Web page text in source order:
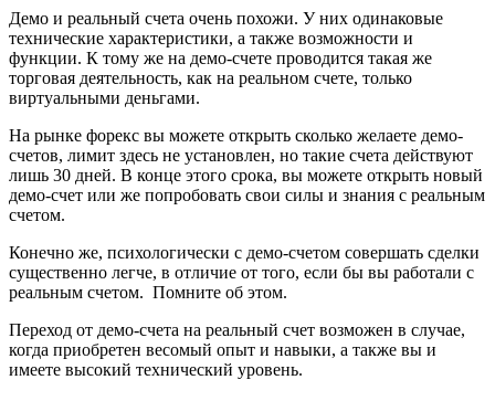
Демо и реальный счета очень похожи. У них одинаковые
технические характеристики, а также возможности и
функции. К тому же на демо-счете проводится такая же
торговая деятельность, как на реальном счете, только
виртуальными деньгами.
На рынке форекс вы можете открыть сколько желаете демо-
счетов, лимит здесь не установлен, но такие счета действуют
лишь 30 дней. В конце этого срока, вы можете открыть новый
демо-счет или же попробовать свои силы и знания с реальным
счетом.
Конечно же, психологически с демо-счетом совершать сделки
существенно легче, в отличие от того, если бы вы работали с
реальным счетом. Помните об этом.
Переход от демо-счета на реальный счет возможен в случае,
когда приобретен весомый опыт и навыки, а также вы и
имеете высокий технический уровень.